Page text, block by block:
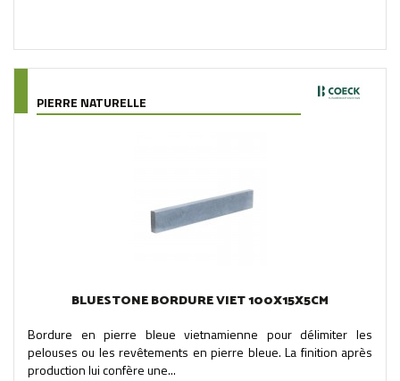
PIERRE NATURELLE
BLUESTONE BORDURE VIET 100X15X5CM
Bordure en pierre bleue vietnamienne pour délimiter les
pelouses ou les revêtements en pierre bleue. La finition après
production lui confère une...